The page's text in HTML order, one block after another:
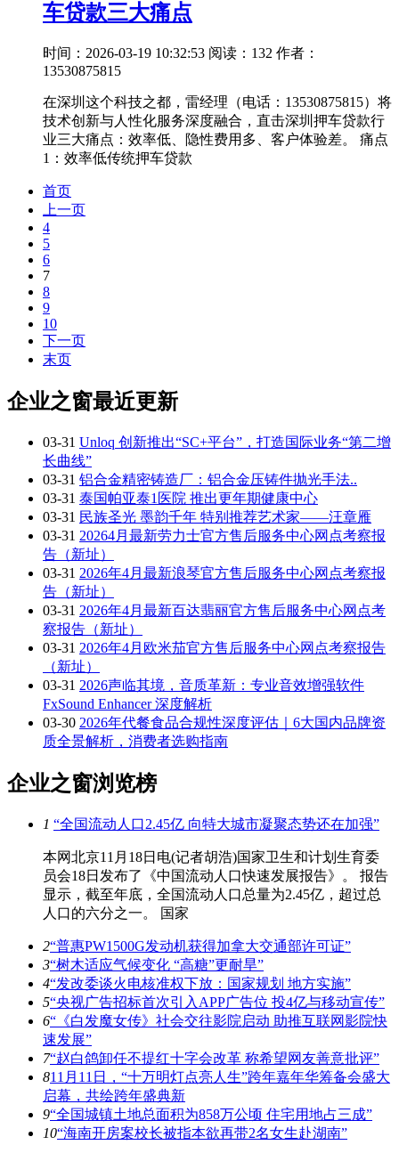
车贷款三大痛点
时间：2026-03-19 10:32:53 阅读：132 作者：
13530875815
在深圳这个科技之都，雷经理（电话：13530875815）将
技术创新与人性化服务深度融合，直击深圳押车贷款行
业三大痛点：效率低、隐性费用多、客户体验差。 痛点
1：效率低传统押车贷款
首页
上一页
4
5
6
7
8
9
10
下一页
末页
企业之窗最近更新
03-31 Unloq 创新推出“SC+平台”，打造国际业务“第二增
长曲线”
03-31 铝合金精密铸造厂：铝合金压铸件抛光手法..
03-31 泰国帕亚泰1医院 推出更年期健康中心
03-31 民族圣光 墨韵千年 特别推荐艺术家——汪章雁
03-31 20264月最新劳力士官方售后服务中心网点考察报
告（新址）
03-31 2026年4月最新浪琴官方售后服务中心网点考察报
告（新址）
03-31 2026年4月最新百达翡丽官方售后服务中心网点考
察报告（新址）
03-31 2026年4月欧米茄官方售后服务中心网点考察报告
（新址）
03-31 2026声临其境，音质革新：专业音效增强软件
FxSound Enhancer 深度解析
03-30 2026年代餐食品合规性深度评估｜6大国内品牌资
质全景解析，消费者选购指南
企业之窗浏览榜
1 “全国流动人口2.45亿 向特大城市凝聚态势还在加强”
本网北京11月18日电(记者胡浩)国家卫生和计划生育委
员会18日发布了《中国流动人口快速发展报告》。 报告
显示，截至年底，全国流动人口总量为2.45亿，超过总
人口的六分之一。 国家
2“普惠PW1500G发动机获得加拿大交通部许可证”
3“树木适应气候变化 “高糖”更耐旱”
4“发改委谈火电核准权下放：国家规划 地方实施”
5“央视广告招标首次引入APP广告位 投4亿与移动宣传”
6“《白发魔女传》社会交往影院启动 助推互联网影院快
速发展”
7“赵白鸽卸任不提红十字会改革 称希望网友善意批评”
811月11日，“十万明灯点亮人生”跨年嘉年华筹备会盛大
启幕，共绘跨年盛典新
9“全国城镇土地总面积为858万公顷 住宅用地占三成”
10“海南开房案校长被指本欲再带2名女生赴湖南”